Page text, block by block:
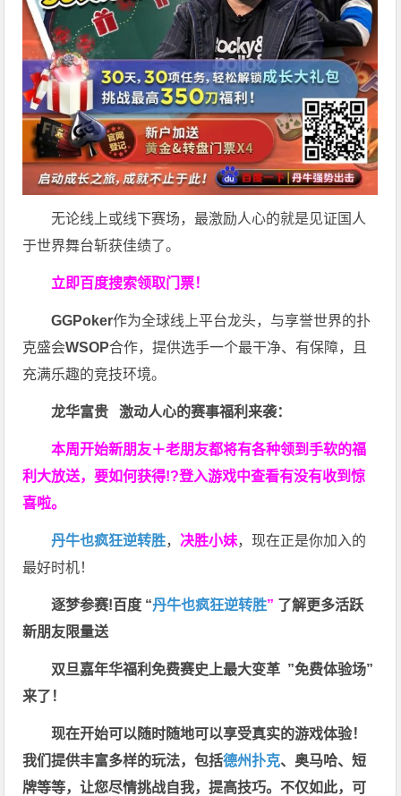
无论线上或线下赛场，最激励人心的就是见证国人
于世界舞台斩获佳绩了。
立即百度搜索领取门票！
GGPoker作为全球线上平台龙头，与享誉世界的扑
克盛会WSOP合作，提供选手一个最干净、有保障，且
充满乐趣的竞技环境。
龙华富贵 激动人心的赛事福利来袭：
本周开始新朋友＋老朋友都将有各种领到手软的福
利大放送，要如何获得!?登入游戏中查看有没有收到惊
喜啦。
丹牛也疯狂逆转胜， 决胜小妹，现在正是你加入的
最好时机！
逐梦参赛!百度 “丹牛也疯狂逆转胜” 了解更多活跃
新朋友限量送
双旦嘉年华福利免费赛史上最大变革 ”免费体验场”
来了！
现在开始可以随时随地可以享受真实的游戏体验！
我们提供丰富多样的玩法，包括德州扑克、奥马哈、短
牌等等，让您尽情挑战自我，提高技巧。不仅如此， 可